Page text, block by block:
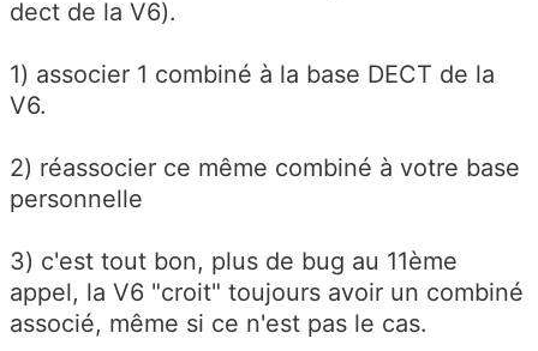
dect de la V6).
1) associer 1 combiné à la base DECT de la
V6.
2) réassocier ce même combiné à votre base
personnelle
3) c'est tout bon, plus de bug au 11ème
appel, la V6 "croit" toujours avoir un combiné
associé, même si ce n'est pas le cas.